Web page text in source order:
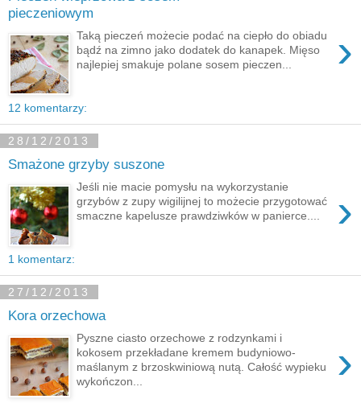
pieczeniowym
›
Taką pieczeń możecie podać na ciepło do obiadu
bądź na zimno jako dodatek do kanapek. Mięso
najlepiej smakuje polane sosem pieczen...
12 komentarzy:
28/12/2013
Smażone grzyby suszone
›
Jeśli nie macie pomysłu na wykorzystanie
grzybów z zupy wigilijnej to możecie przygotować
smaczne kapelusze prawdziwków w panierce....
1 komentarz:
27/12/2013
Kora orzechowa
›
Pyszne ciasto orzechowe z rodzynkami i
kokosem przekładane kremem budyniowo-
maślanym z brzoskwiniową nutą. Całość wypieku
wykończon...